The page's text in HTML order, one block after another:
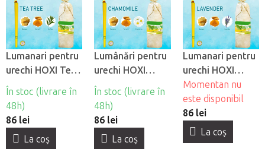
Lumanari pentru
urechi HOXI Tea
Tree, 10 buc
În stoc (livrare în
48h)
86 lei
La coş
Lumânări pentru
urechi HOXI
Musetel, 10 buc
În stoc (livrare în
48h)
86 lei
La coş
Lumanari pentru
urechi HOXI
Lavanda, 10 buc
Momentan nu
este disponibil
86 lei
La coş